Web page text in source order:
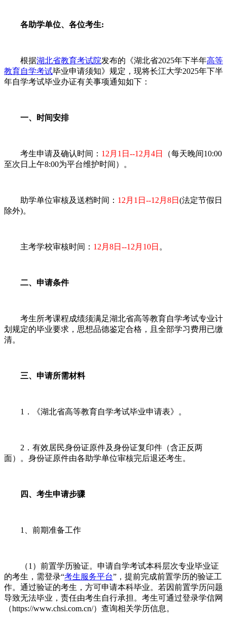
各助学单位、各位考生:
根据湖北省教育考试院发布的《湖北省2025年下半年高等
教育自学考试毕业申请须知》规定，现将长江大学2025年下半
年自学考试毕业办证有关事项通知如下：
一、时间安排
考生申请及确认时间： 12月1日--12月4日
（每天晚间10:00
至次日上午8:00为平台维护时间）。
助学单位审核及送档时间： 12月1日--12月8日 (法定节假日
除外)。
主考学校审核时间： 12月8日--12月10日 。
二、申请条件
考生所考课程成绩须满足湖北省高等教育自学考试专业计
划规定的毕业要求，思想品德鉴定合格，且全部学习费用已缴
清。
三、申请所需材料
1．《湖北省高等教育自学考试毕业申请表》。
2．有效居民身份证原件及身份证复印件（含正反两
面）。身份证原件由各助学单位审核完后退还考生。
四、考生申请步骤
1、前期准备工作
（1）前置学历验证。申请自学考试本科层次专业毕业证
的考生，需登录“考生服务平台”，提前完成前置学历的验证工
作。通过验证的考生，方可申请本科毕业。若因前置学历问题
导致无法毕业，责任由考生自行承担。考生可通过登录学信网
（https://www.chsi.com.cn/）查询相关学历信息。